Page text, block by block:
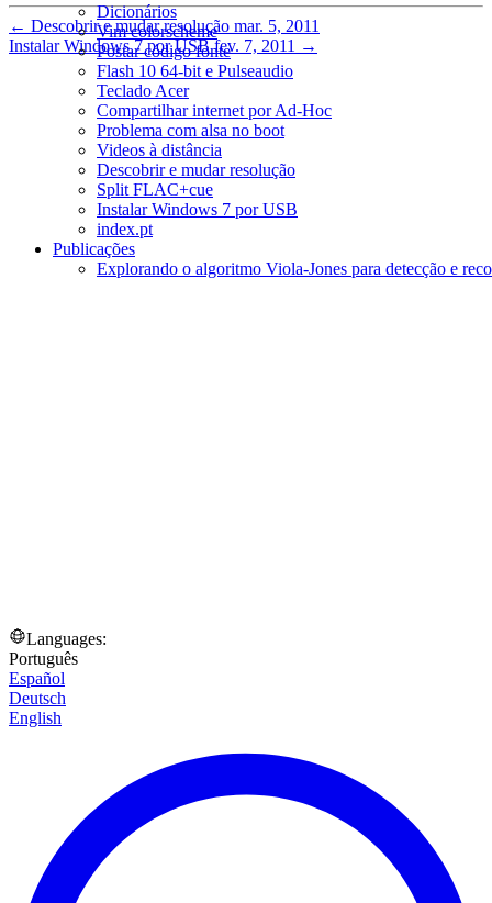
Dicionários
Vim colorscheme
Postar código fonte
Flash 10 64-bit e Pulseaudio
Teclado Acer
Compartilhar internet por Ad-Hoc
Problema com alsa no boot
Videos à distância
Descobrir e mudar resolução
Split FLAC+cue
Instalar Windows 7 por USB
index.pt
Publicações
Explorando o algoritmo Viola-Jones para detecção e
← Descobrir e mudar resolução mar. 5, 2011
Instalar Windows 7 por USB fev. 7, 2011 →
Languages:
Português
Español
Deutsch
English